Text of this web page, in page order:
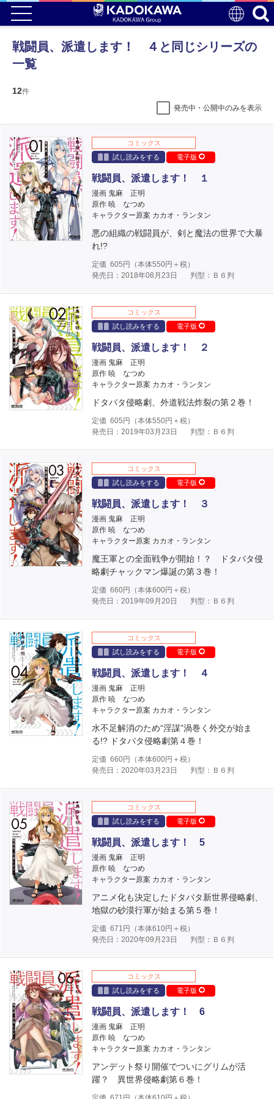
戦闘員、派遣します！ ４と同じシリーズの
一覧
12件
発売中・公開中のみを表示
コミックス
試し読みをする
電子版
戦闘員、派遣します！ １
漫画 鬼麻 正明
原作 暁 なつめ
キャラクター原案 カカオ・ランタン
悪の組織の戦闘員が、剣と魔法の世界で大暴
れ!?
定価 605 円（本体550円＋税）
発売日：2018年08月23日
判型：Ｂ６判
コミックス
試し読みをする
電子版
戦闘員、派遣します！ ２
漫画 鬼麻 正明
原作 暁 なつめ
キャラクター原案 カカオ・ランタン
ドタバタ侵略劇、外道戦法炸裂の第２巻！
定価 605 円（本体550円＋税）
発売日：2019年03月23日
判型：Ｂ６判
コミックス
試し読みをする
電子版
戦闘員、派遣します！ ３
漫画 鬼麻 正明
原作 暁 なつめ
キャラクター原案 カカオ・ランタン
魔王軍との全面戦争が開始！？ ドタバタ侵
略劇チャックマン爆誕の第３巻！
定価 660円（本体600円＋税）
発売日：2019年09月20日
判型：Ｂ６判
コミックス
試し読みをする
電子版
戦闘員、派遣します！ ４
漫画 鬼麻 正明
原作 暁 なつめ
キャラクター原案 カカオ・ランタン
水不足解消のため“淫謀”渦巻く外交が始ま
る!? ドタバタ侵略劇第４巻！
定価 660円（本体600円＋税）
発売日：2020年03月23日
判型：Ｂ６判
コミックス
試し読みをする
電子版
戦闘員、派遣します！ 5
漫画 鬼麻 正明
原作 暁 なつめ
キャラクター原案 カカオ・ランタン
アニメ化も決定したドタバタ新世界侵略劇、
地獄の砂漠行軍が始まる第５巻！
定価 671 円（本体610円＋税）
発売日：2020年09月23日
判型：Ｂ６判
コミックス
試し読みをする
電子版
戦闘員、派遣します！ 6
漫画 鬼麻 正明
原作 暁 なつめ
キャラクター原案 カカオ・ランタン
アンデット祭り開催でついにグリムが活
躍？ 異世界侵略劇第６巻！